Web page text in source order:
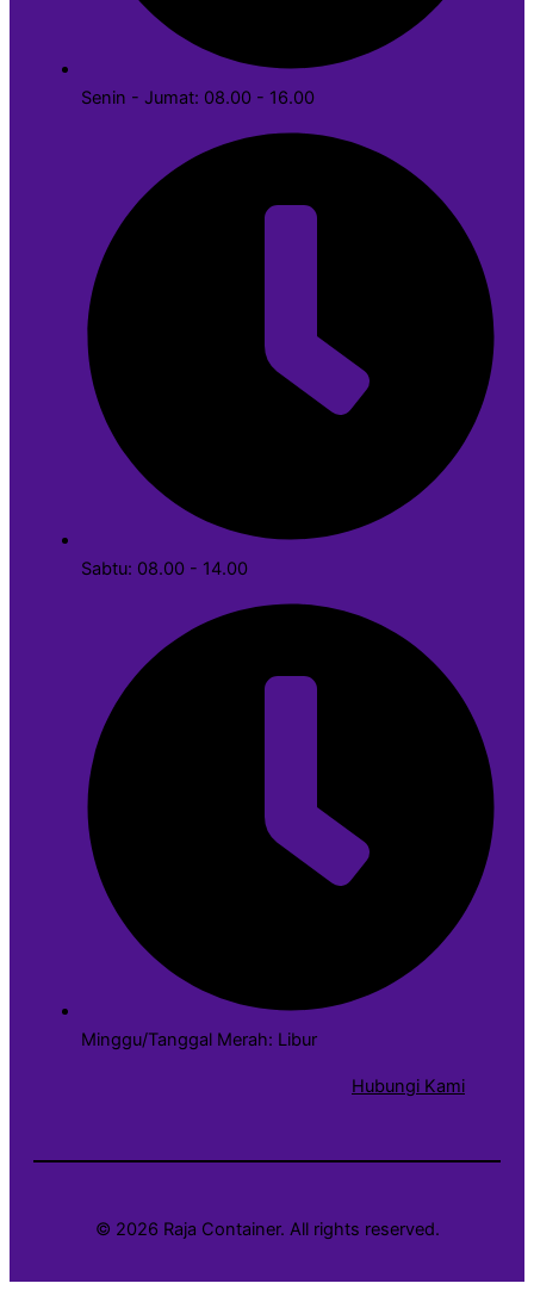
Senin - Jumat: 08.00 - 16.00
Sabtu: 08.00 - 14.00
Minggu/Tanggal Merah: Libur
Hubungi Kami
© 2026 Raja Container. All rights reserved.